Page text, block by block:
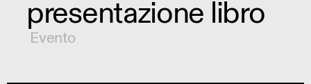
presentazione libro
Evento